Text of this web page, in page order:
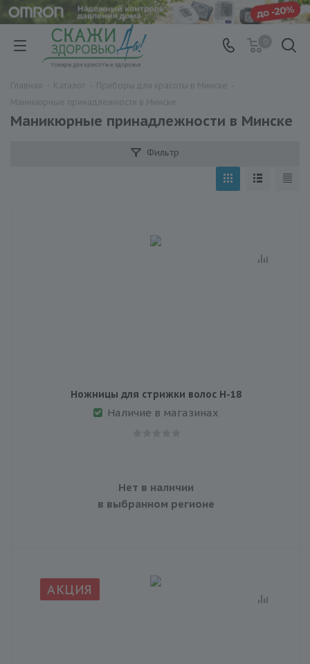
Маникюрные принадлежности в Минске
Фильтр
Ножницы для стрижки волос Н-18
Наличие в магазинах
Нет в наличии
в выбранном регионе
АКЦИЯ